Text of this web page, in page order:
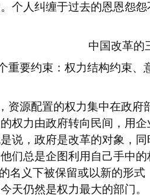
个人纠缠于过去的恩恩怨
中国改革的
重要约束：权力结构约束
资源配置的权力集中在政
权力由政府转向民间，用
说，政府是改革的对象，
们总是企图利用自己手中
的名义下被保留或以新的形式
天仍然是权力最大的部门。